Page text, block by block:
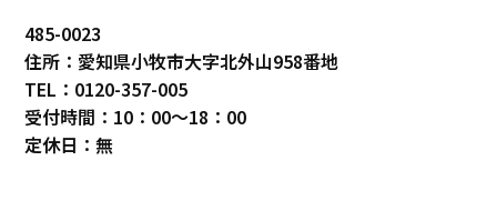
485-0023
住所：愛知県小牧市大字北外山958番地
TEL：0120-357-005
受付時間：10：00～18：00
定休日：無